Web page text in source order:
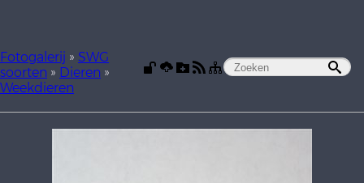
Fotogalerij » SWG
soorten » Dieren »
Weekdieren